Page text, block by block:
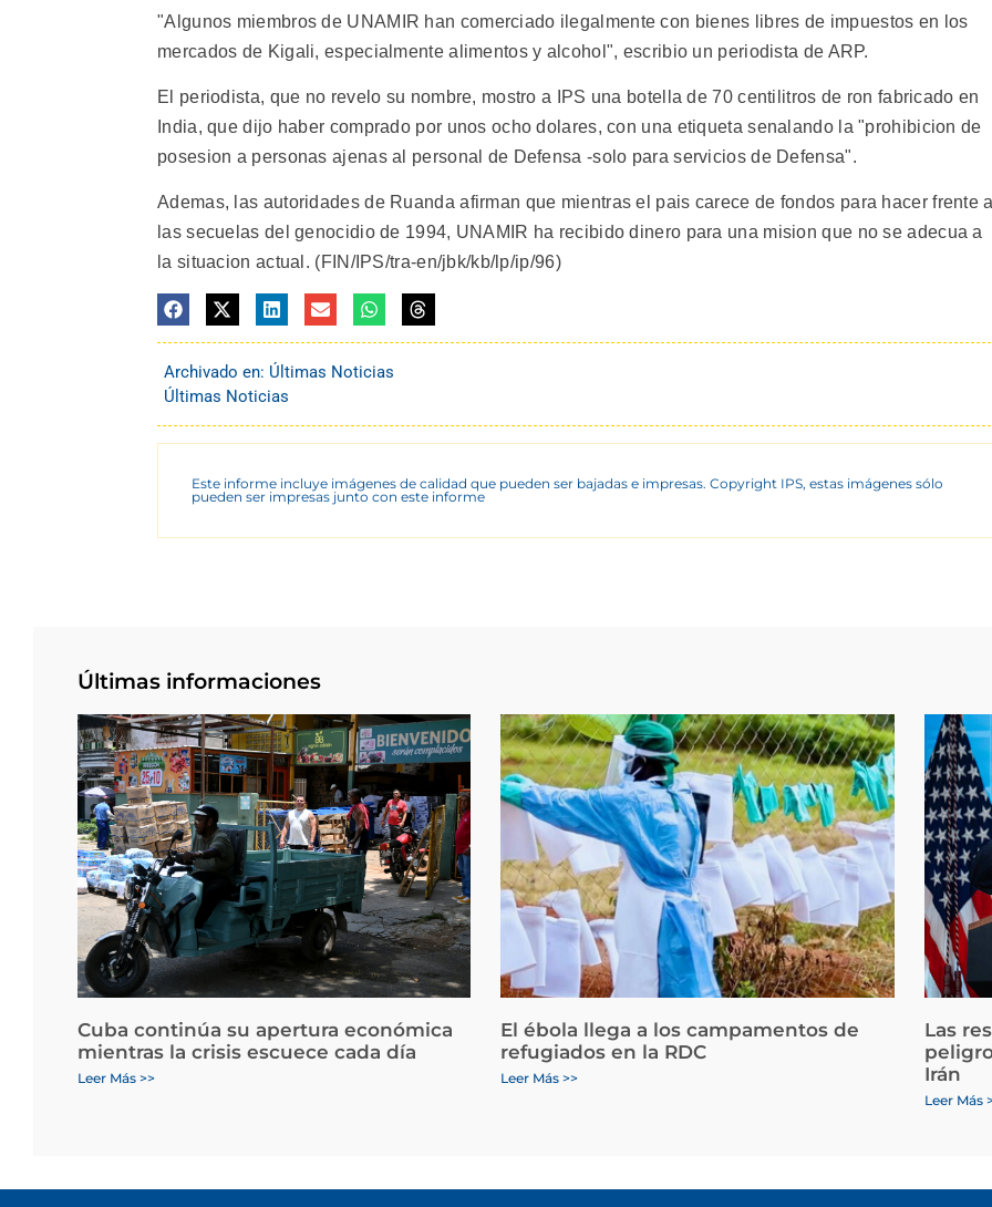
"Algunos miembros de UNAMIR han comerciado ilegalmente con bienes libres de impuestos en los
mercados de Kigali, especialmente alimentos y alcohol", escribio un periodista de ARP.
El periodista, que no revelo su nombre, mostro a IPS una botella de 70 centilitros de ron fabricado en
India, que dijo haber comprado por unos ocho dolares, con una etiqueta senalando la "prohibicion de
posesion a personas ajenas al personal de Defensa -solo para servicios de Defensa".
Ademas, las autoridades de Ruanda afirman que mientras el pais carece de fondos para hacer frente
las secuelas del genocidio de 1994, UNAMIR ha recibido dinero para una mision que no se adecua a
la situacion actual. (FIN/IPS/tra-en/jbk/kb/lp/ip/96)
Archivado en: Últimas Noticias
Últimas Noticias
Este informe incluye imágenes de calidad que pueden ser bajadas e impresas. Copyright IPS, estas imágenes sólo
pueden ser impresas junto con este informe
Últimas informaciones
Cuba continúa su apertura económica
mientras la crisis escuece cada día
Leer Más >>
El ébola llega a los campamentos de
refugiados en la RDC
Leer Más >>
Las
Irán
Leer Más